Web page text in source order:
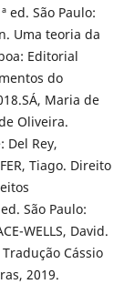
ed. São Paulo:
Uma teoria da
Editorial
do
Maria de
Oliveira.
Del Rey,
Tiago. Direito
São Paulo:
WELLS, David.
Cássio
2019.